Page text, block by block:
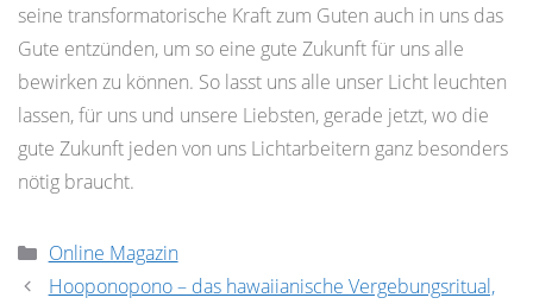
seine transformatorische Kraft zum Guten auch in uns das
Gute entzünden, um so eine gute Zukunft für uns alle
bewirken zu können. So lasst uns alle unser Licht leuchten
lassen, für uns und unsere Liebsten, gerade jetzt, wo die
gute Zukunft jeden von uns Lichtarbeitern ganz besonders
nötig braucht.
Kategorien
Online Magazin
Hooponopono – das hawaiianische Vergebungsritual,